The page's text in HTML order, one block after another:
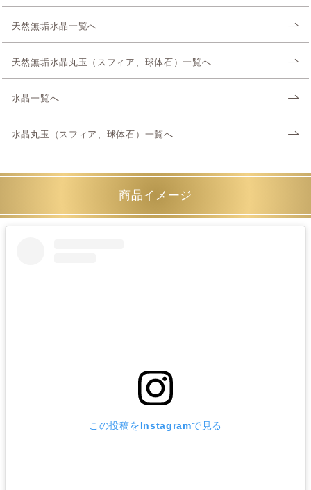
天然無垢水晶一覧へ
天然無垢水晶丸玉（スフィア、球体石）一覧へ
水晶一覧へ
水晶丸玉（スフィア、球体石）一覧へ
商品イメージ
この投稿をInstagramで見る